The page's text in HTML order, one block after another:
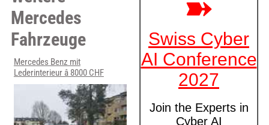
Mercedes
Fahrzeuge
Mercedes Benz mit
Lederinterieur â 8000 CHF